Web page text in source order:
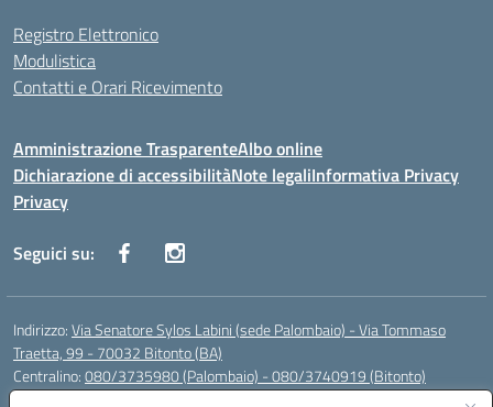
Registro Elettronico
Modulistica
Contatti e Orari Ricevimento
Amministrazione TrasparenteAlbo online
Dichiarazione di accessibilitàNote legaliInformativa Privacy
Privacy
Seguici su:
Indirizzo:Via Senatore Sylos Labini (sede Palombaio) - Via Tommaso
Traetta, 99 - 70032 Bitonto (BA)
Centralino:080/3735980 (Palombaio) - 080/3740919 (Bitonto)
Email: